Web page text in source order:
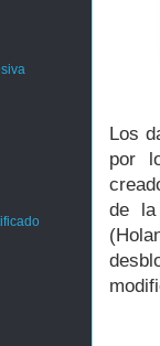
Los
por
de la